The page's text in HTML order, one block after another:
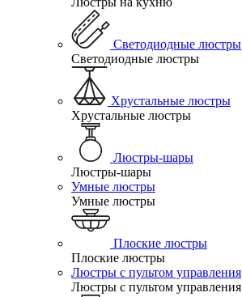
Светодиодные люстры
Светодиодные люстры
Хрустальные люстры
Хрустальные люстры
Люстры-шары
Люстры-шары
Умные люстры
Умные люстры
Плоские люстры
Плоские люстры
Люстры с пультом управления
Люстры с пультом управления